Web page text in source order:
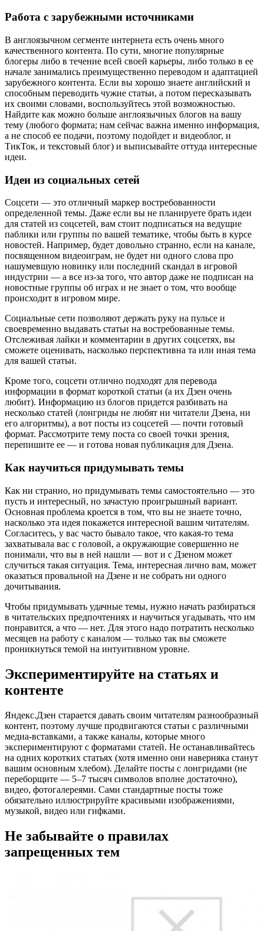
Работа с зарубежными источниками
В англоязычном сегменте интернета есть очень много
качественного контента. По сути, многие популярные
блогеры либо в течение всей своей карьеры, либо только в ее
начале занимались преимущественно переводом и адаптацией
зарубежного контента. Если вы хорошо знаете английский и
способным переводить чужие статьи, а потом пересказывать
их своими словами, воспользуйтесь этой возможностью.
Найдите как можно больше англоязычных блогов на вашу
тему (любого формата; нам сейчас важна именно информация,
а не способ ее подачи, поэтому подойдет и видеоблог, и
ТикТок, и текстовый блог) и выписывайте оттуда интересные
идеи.
Идеи из социальных сетей
Соцсети — это отличный маркер востребованности
определенной темы. Даже если вы не планируете брать идеи
для статей из соцсетей, вам стоит подписаться на ведущие
паблики или группы по вашей тематике, чтобы быть в курсе
новостей. Например, будет довольно странно, если на канале,
посвященном видеоиграм, не будет ни одного слова про
нашумевшую новинку или последний скандал в игровой
индустрии — а все из-за того, что автор даже не подписан на
новостные группы об играх и не знает о том, что вообще
происходит в игровом мире.
Социальные сети позволяют держать руку на пульсе и
своевременно выдавать статьи на востребованные темы.
Отслеживая лайки и комментарии в других соцсетях, вы
сможете оценивать, насколько перспективна та или иная тема
для вашей статьи.
Кроме того, соцсети отлично подходят для перевода
информации в формат короткой статьи (а их Дзен очень
любит). Информацию из блогов придется разбивать на
несколько статей (лонгриды не любят ни читатели Дзена, ни
его алгоритмы), а вот посты из соцсетей — почти готовый
формат. Рассмотрите тему поста со своей точки зрения,
перепишите ее — и готова новая публикация для Дзена.
Как научиться придумывать темы
Как ни странно, но придумывать темы самостоятельно — это
пусть и интересный, но зачастую проигрышный вариант.
Основная проблема кроется в том, что вы не знаете точно,
насколько эта идея покажется интересной вашим читателям.
Согласитесь, у вас часто бывало такое, что какая-то тема
захватывала вас с головой, а окружающие совершенно не
понимали, что вы в ней нашли — вот и с Дзеном может
случиться такая ситуация. Тема, интересная лично вам, может
оказаться провальной на Дзене и не собрать ни одного
дочитывания.
Чтобы придумывать удачные темы, нужно начать разбираться
в читательских предпочтениях и научиться угадывать, что им
понравится, а что — нет. Для этого надо потратить несколько
месяцев на работу с каналом — только так вы сможете
проникнуться темой на интуитивном уровне.
Экспериментируйте на статьях и
контенте
Яндекс.Дзен старается давать своим читателям разнообразный
контент, поэтому лучше продвигаются статьи с различными
медиа-вставками, а также каналы, которые много
экспериментируют с форматами статей. Не останавливайтесь
на одних коротких статьях (хотя именно они наверняка станут
вашим основным хлебом). Делайте посты с лонгридами (не
переборщите — 5–7 тысяч символов вполне достаточно),
видео, фотогалереями. Сами стандартные посты тоже
обязательно иллюстрируйте красивыми изображениями,
музыкой, видео или гифками.
Не забывайте о правилах
запрещенных тем